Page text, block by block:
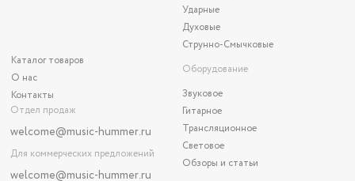
Каталог товаров
О нас
Контакты
Отдел продаж
welcome@music-hummer.ru
Для коммерческих предложений
welcome@music-hummer.ru
Ударные
Духовые
Струнно-Смычковые
Оборудование
Звуковое
Гитарное
Трансляционное
Световое
Обзоры и статьи